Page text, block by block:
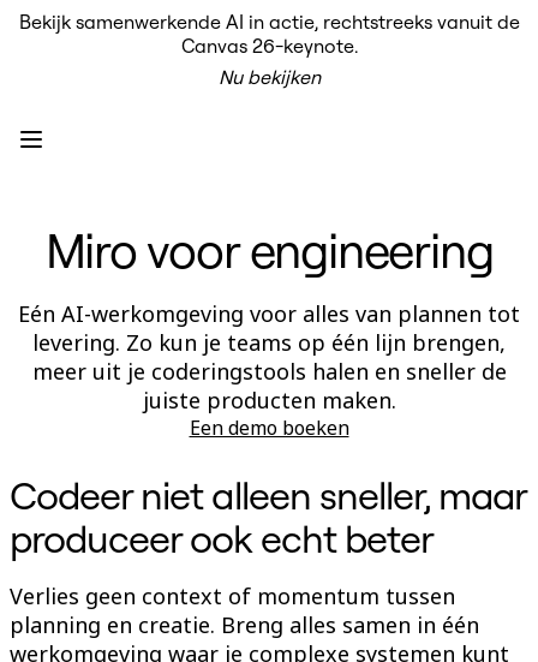
Product
Intelligent Canvas™
MCP-server
AI Playbooks ontdekken
Blueprints
Integraties
Beveiliging
Enterprise Guard
Developer Platform
Apps downloaden
Diagrammen
Kanban
Tijdlijnen
Talktrack
Documenten
Slides
Toepassing
Bekijk samenwerkende AI in actie, rechtstreeks vanuit de
Canvas 26-keynote.
Nu bekijken
Miro voor engineering
Eén AI-werkomgeving voor alles van plannen tot
levering. Zo kun je teams op één lijn brengen,
meer uit je coderingstools halen en sneller de
juiste producten maken.
Een demo boeken
Codeer niet alleen sneller, maar
produceer ook echt beter
Verlies geen context of momentum tussen
planning en creatie. Breng alles samen in één
werkomgeving waar je complexe systemen kunt